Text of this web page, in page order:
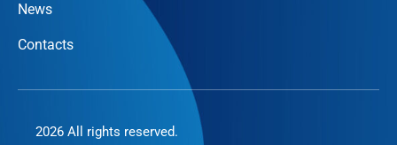
News
Contacts
2026 All rights reserved.